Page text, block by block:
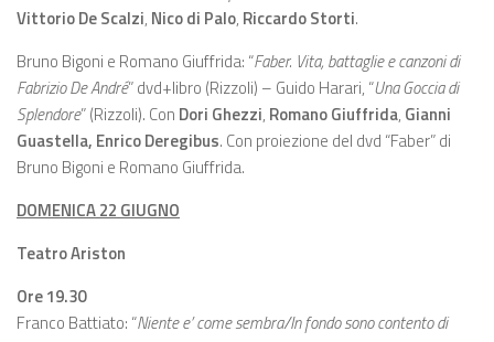
Vittorio De Scalzi, Nico di Palo, Riccardo Storti.
Bruno Bigoni e Romano Giuffrida: “Faber. Vita, battaglie e canzoni di
Fabrizio De André” dvd+libro (Rizzoli) – Guido Harari, “Una Goccia di
Splendore” (Rizzoli). Con Dori Ghezzi, Romano Giuffrida, Gianni
Guastella, Enrico Deregibus. Con proiezione del dvd “Faber” di
Bruno Bigoni e Romano Giuffrida.
DOMENICA 22 GIUGNO
Teatro Ariston
Ore 19.30
Franco Battiato: “Niente e’ come sembra/In fondo sono contento di